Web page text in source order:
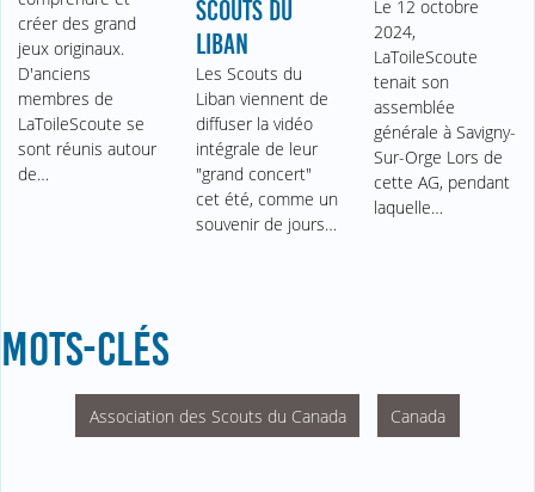
créer des grand
jeux originaux.
D'anciens
membres de
LaToileScoute se
sont réunis autour
de…
SCOUTS DU
LIBAN
Les Scouts du
Liban viennent de
diffuser la vidéo
intégrale de leur
"grand concert"
cet été, comme un
souvenir de jours…
Le 12 octobre
2024,
LaToileScoute
tenait son
assemblée
générale à Savigny-
Sur-Orge Lors de
cette AG, pendant
laquelle…
MOTS-CLÉS
Association des Scouts du Canada Canada